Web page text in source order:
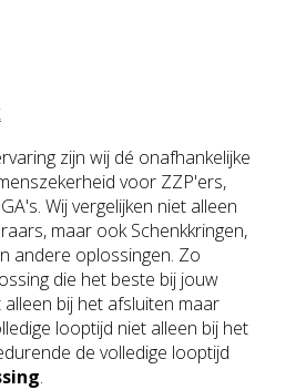
zijn wij dé onafhankelijke
voor ZZP'ers,
Wij vergelijken niet alleen
maar ook Schenkkringen,
andere oplossingen. Zo
die het beste bij jouw
bij het afsluiten maar
looptijd niet alleen bij het
de volledige looptijd
.